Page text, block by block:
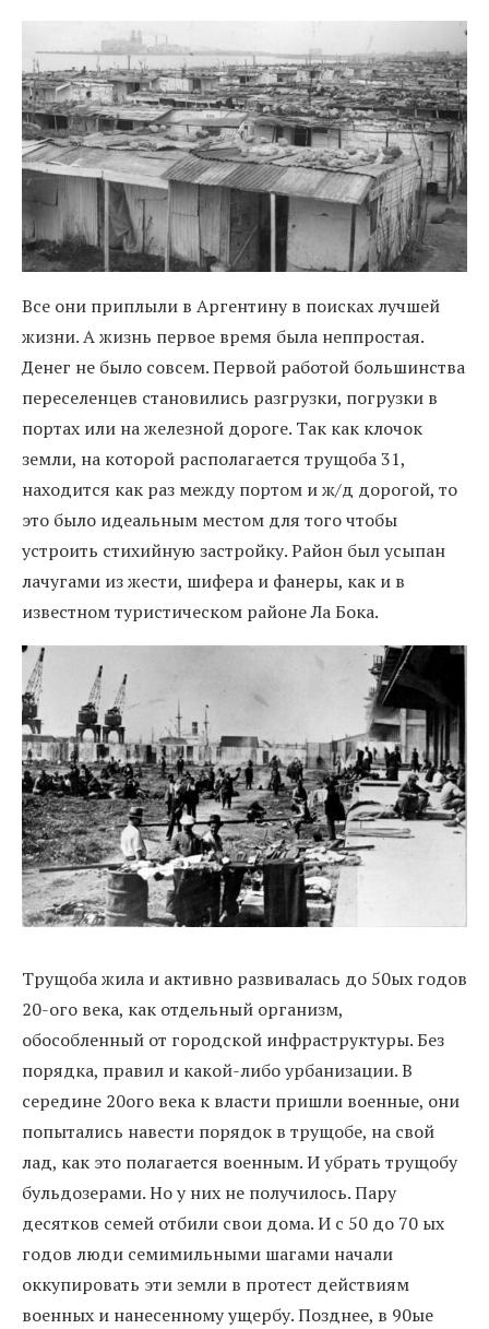
Все они приплыли в Аргентину в поисках лучшей
жизни. А жизнь первое время была неппростая.
Денег не было совсем. Первой работой большинства
переселенцев становились разгрузки, погрузки в
портах или на железной дороге. Так как клочок
земли, на которой располагается трущоба 31,
находится как раз между портом и ж/д дорогой, то
это было идеальным местом для того чтобы
устроить стихийную застройку. Район был усыпан
лачугами из жести, шифера и фанеры, как и в
известном туристическом районе Ла Бока.
Трущоба жила и активно развивалась до 50ых годов
20-ого века, как отдельный организм,
обособленный от городской инфраструктуры. Без
порядка, правил и какой-либо урбанизации. В
середине 20ого века к власти пришли военные, они
попытались навести порядок в трущобе, на свой
лад, как это полагается военным. И убрать трущобу
бульдозерами. Но у них не получилось. Пару
десятков семей отбили свои дома. И с 50 до 70 ых
годов люди семимильными шагами начали
оккупировать эти земли в протест действиям
военных и нанесенному ущербу. Позднее, в 90ые